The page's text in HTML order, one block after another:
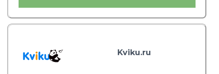
Kviku.ru